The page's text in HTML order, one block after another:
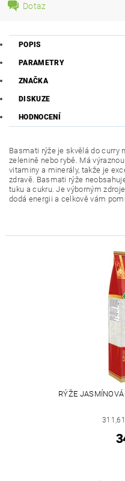
Dotaz
POPIS
PARAMETRY
ZNAČKA
DISKUZE
HODNOCENÍ
Basmati rýže je skvělá do curry
zelenině nebo rybě. Má
vitaminy a minerály, takže je
zdravě. Basmati rýže
tuku a cukru. Je výborným
dodá energii a celkově vám
RÝŽE